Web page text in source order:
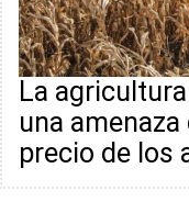
La
una
precio de los